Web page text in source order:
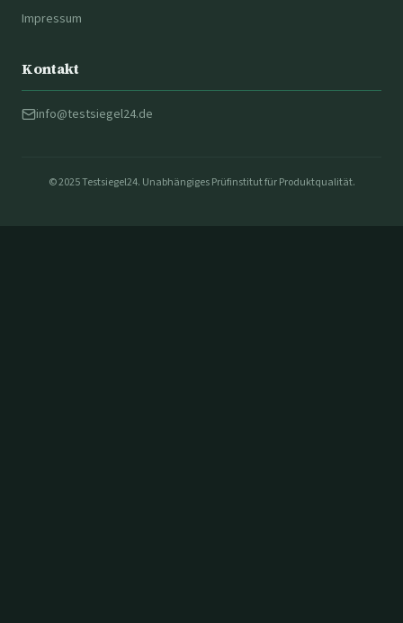
Impressum
Kontakt
info@testsiegel24.de
© 2025 Testsiegel24. Unabhängiges Prüfinstitut für Produktqualität.